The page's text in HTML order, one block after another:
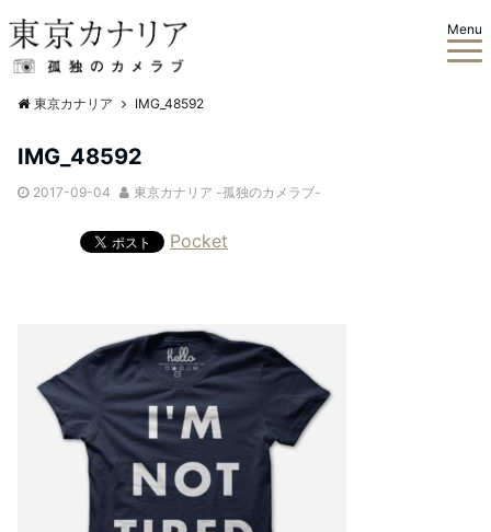
Menu
東京カナリア IMG_48592
IMG_48592
2017-09-04 東京カナリア -孤独のカメラブ-
Pocket